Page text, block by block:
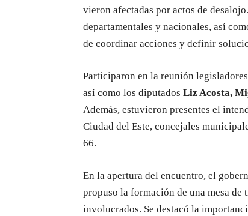
vieron afectadas por actos de
departamentales y nacionales, así
de coordinar acciones y definir
Participaron en la reunión
así como los diputados Liz Acosta,
Además, estuvieron presentes el
Ciudad del Este, concejales
66.
En la apertura del encuentro, el
propuso la formación de una mesa
involucrados. Se destacó la